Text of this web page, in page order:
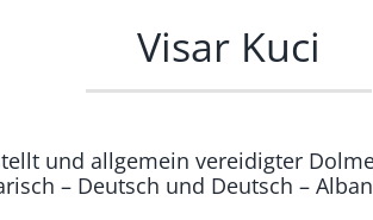
Visar Kuci
und allgemein vereidigter
– Deutsch und Deutsch –